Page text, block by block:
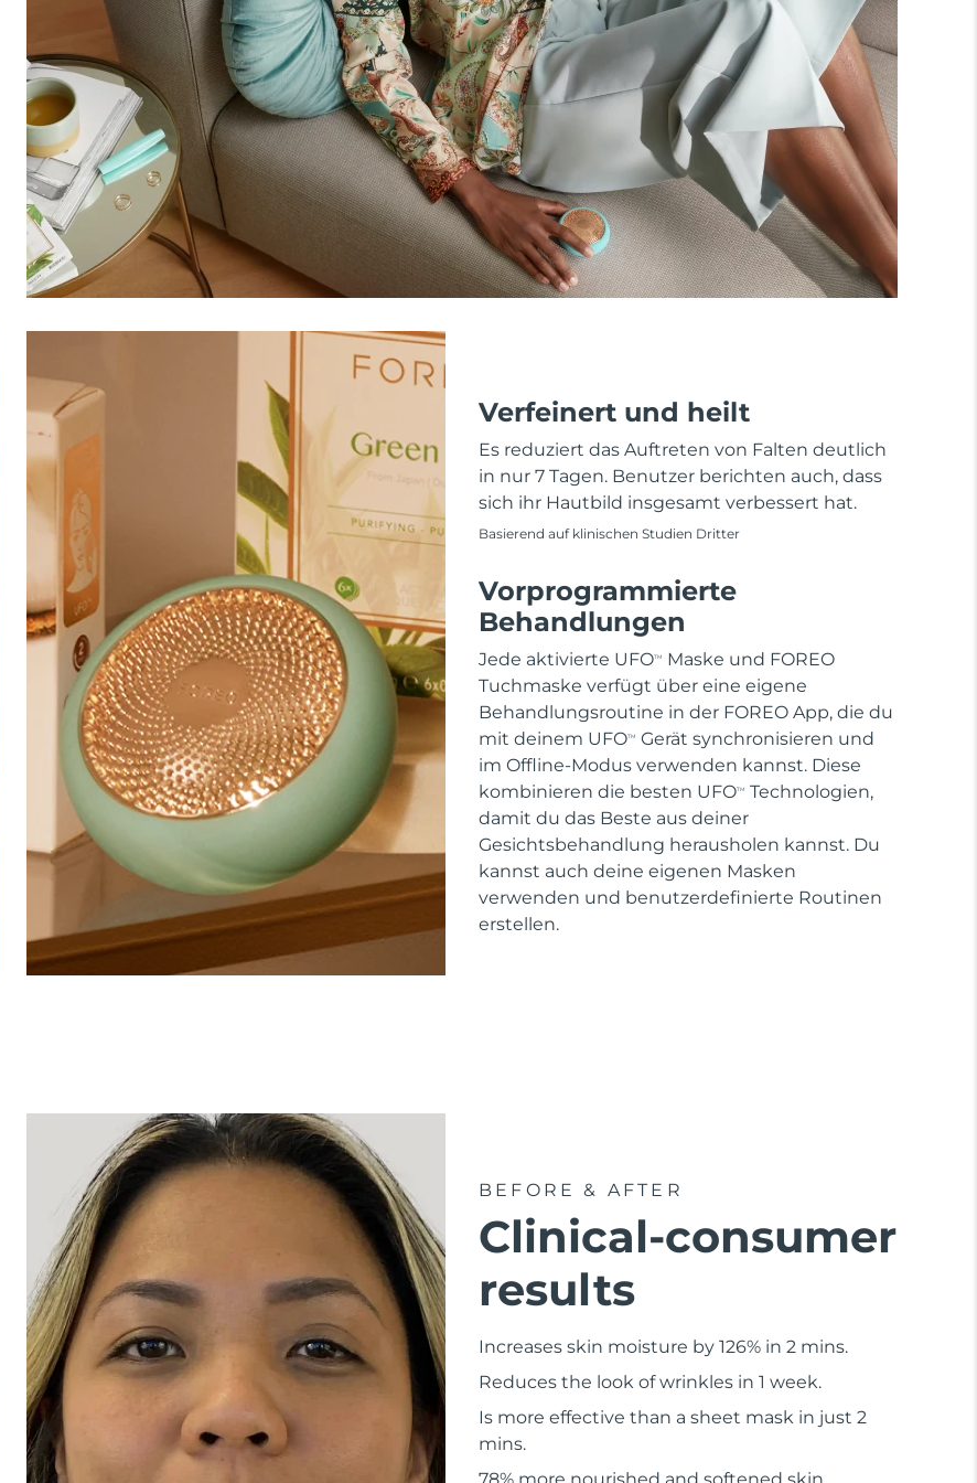
Verfeinert und heilt
Es reduziert das Auftreten von Falten deutlich
in nur 7 Tagen. Benutzer berichten auch, dass
sich ihr Hautbild insgesamt verbessert hat.
Basierend auf klinischen Studien Dritter
Vorprogrammierte
Behandlungen
Jede aktivierte UFOTM
Maske und FOREO
Tuchmaske verfügt über eine eigene
Behandlungsroutine in der FOREO App, die du
mit deinem UFOTM
Gerät synchronisieren und
im Offline-Modus verwenden kannst. Diese
kombinieren die besten UFOTM
Technologien,
damit du das Beste aus deiner
Gesichtsbehandlung herausholen kannst. Du
kannst auch deine eigenen Masken
verwenden und benutzerdefinierte Routinen
erstellen.
BEFORE & AFTER
Clinical-consumer
results
Increases skin moisture by 126% in 2 mins.
Reduces the look of wrinkles in 1 week.
Is more effective than a sheet mask in just 2
mins.